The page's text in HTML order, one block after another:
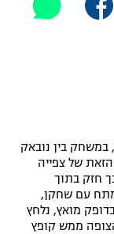
במשחק בין נובאק
של צפייה
חזק בתוך
עם שחקן,
מואץ, נלחץ
ממש קופץ